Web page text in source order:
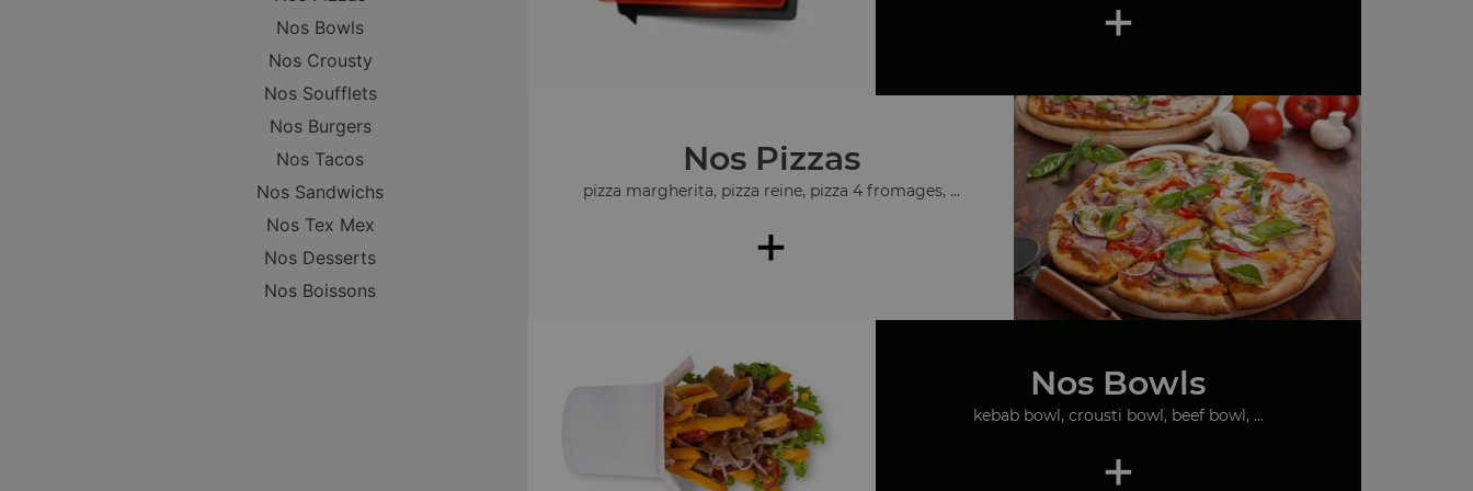
Nos Bowls
Nos Crousty
Nos Soufflets
Nos Burgers
Nos Tacos
Nos Sandwichs
Nos Tex Mex
Nos Desserts
Nos Boissons
+
Nos Pizzas
pizza margherita, pizza reine, pizza 4 fromages, ...
+
Nos Bowls
kebab bowl, crousti bowl, beef bowl, ...
+